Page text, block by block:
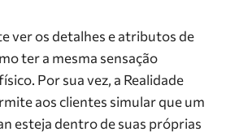
ver os detalhes e atributos de
ter a mesma sensação
Por sua vez, a Realidade
aos clientes simular que um
esteja dentro de suas próprias